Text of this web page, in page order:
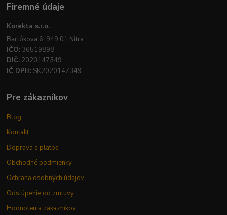
Firemné údaje
Korekta s.r.o.
Bartókova 6, 949 01 Nitra
IČO: 36519898
DIČ: 2020147349
IČ DPH: SK2020147349
Pre zákazníkov
Blog
Kontakt
Doprava a platba
Obchodné podmienky
Ochrana osobných údajov
Odstúpenie od zmluvy
Hodnotenia zákazníkov